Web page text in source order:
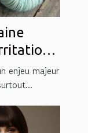
enjeu majeur